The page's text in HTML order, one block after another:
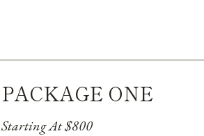
PACKAGE ONE
Starting At $800